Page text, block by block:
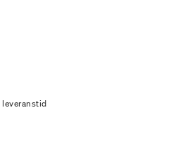
leveranstid